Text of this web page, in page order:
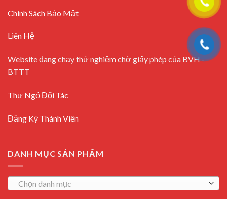
Chính Sách Bảo Mật
Liên Hệ
Website đang chạy thử nghiệm chờ giấy phép của BVH -
BTTT
Thư Ngỏ Đối Tác
Đăng Ký Thành Viên
DANH MỤC SẢN PHẨM
Chọn danh mục